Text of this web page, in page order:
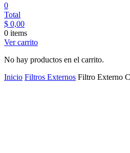
0
Total
$ 0,00
0 items
Ver carrito
No hay productos en el carrito.
Inicio Filtros Externos Filtro Externo